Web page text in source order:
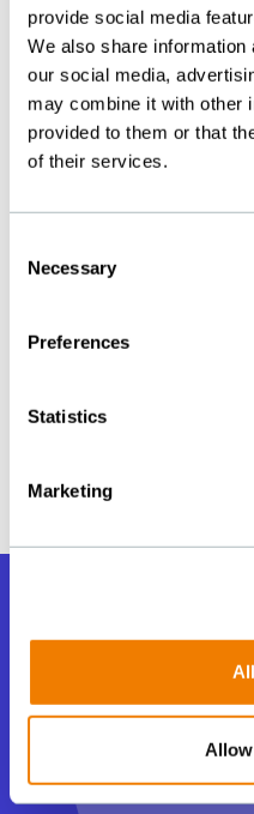
provide social media
We also share
our social media,
may combine it with other
provided to them or that
of their services.
Selection
Necessary
Preferences
Statistics
Marketing
Je nach Spezifikation
Spezialisten die
Ihren Vorgaben. So
Hochkomplexe
Plissierte Filter
Tiefgezogene Teile
Für Sie
Wie können wir